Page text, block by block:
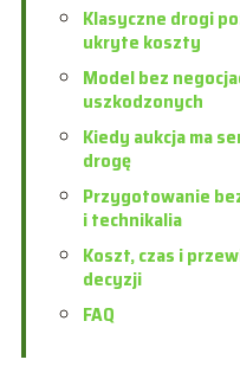
Klasyczne drogi
ukryte koszty
Model bez
uszkodzonych
Kiedy aukcja ma
drogę
Przygotowanie
i technikalia
Koszt, czas i
decyzji
FAQ